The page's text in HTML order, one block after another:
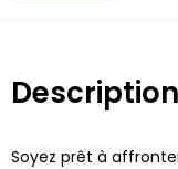
Description
Soyez prêt à